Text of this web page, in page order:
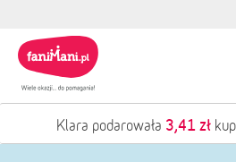
Klara podarowała 3,41 zł